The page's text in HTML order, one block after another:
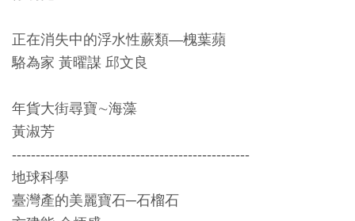
開
放
告
作
權
聲
正在消失中的浮水性蕨類—槐葉蘋
駱為家 黃曜謀 邱文良
年貨大街尋寶∼海藻
黃淑芳
--------------------------------------------------
地球科學
臺灣產的美麗寶石─石榴石